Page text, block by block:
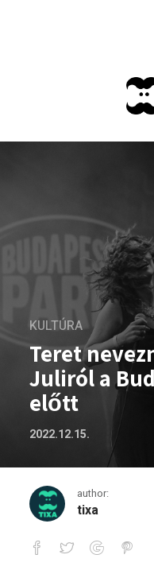
KULTÚRA
Teret
Juliról a
előtt
2022.12.15.
author:
tixa